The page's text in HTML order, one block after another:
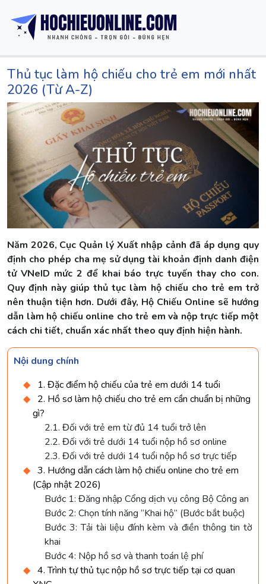
Thủ tục làm hộ chiếu cho trẻ em mới nhất
2026 (Từ A-Z)
Năm 2026, Cục Quản lý Xuất nhập cảnh đã áp dụng quy
định cho phép cha mẹ sử dụng tài khoản định danh điện
tử VNeID mức 2 để khai báo trực tuyến thay cho con.
Quy định này giúp thủ tục làm hộ chiếu cho trẻ em trở
nên thuận tiện hơn. Dưới đây, Hộ Chiếu Online sẽ hướng
dẫn làm hộ chiếu online cho trẻ em và nộp trực tiếp một
cách chi tiết, chuẩn xác nhất theo quy định hiện hành.
Nội dung chính
1. Đặc điểm hộ chiếu của trẻ em dưới 14 tuổi
2. Hồ sơ làm hộ chiếu cho trẻ em cần chuẩn bị những
gì?
2.1. Đối với trẻ em từ đủ 14 tuổi trở lên
2.2. Đối với trẻ dưới 14 tuổi nộp hồ sơ online
2.3. Đối với trẻ dưới 14 tuổi nộp hồ sơ trực tiếp
3. Hướng dẫn cách làm hộ chiếu online cho trẻ em
(Cập nhật 2026)
Bước 1: Đăng nhập Cổng dịch vụ công Bộ Công an
Bước 2: Chọn tính năng “Khai hộ” (Bước bắt buộc)
Bước 3: Tải tài liệu đính kèm và điền thông tin tờ
khai
Bước 4: Nộp hồ sơ và thanh toán lệ phí
4. Trình tự thủ tục nộp hồ sơ trực tiếp tại cơ quan